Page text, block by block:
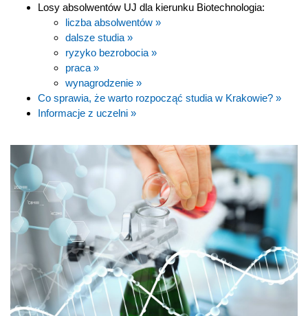
Losy absolwentów UJ dla kierunku Biotechnologia:
liczba absolwentów »
dalsze studia »
ryzyko bezrobocia »
praca »
wynagrodzenie »
Co sprawia, że warto rozpocząć studia w Krakowie? »
Informacje z uczelni »